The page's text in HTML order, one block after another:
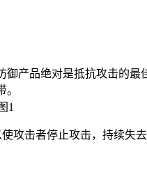
产品绝对是抵抗攻击的
攻击者停止攻击，持续失